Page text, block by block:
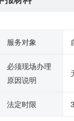
服务对象
必须现场办理
原因说明
法定时限